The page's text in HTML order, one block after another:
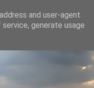
and user-agent
generate usage